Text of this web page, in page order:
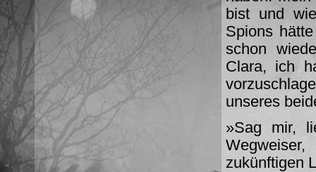
bist und
Spions
schon
Clara, ich
unseres
»Sag mir,
zukünftigen